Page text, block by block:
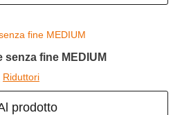
fine MEDIUM
Riduttori
prodotto